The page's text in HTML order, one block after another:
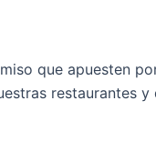
que apuesten
restaurantes